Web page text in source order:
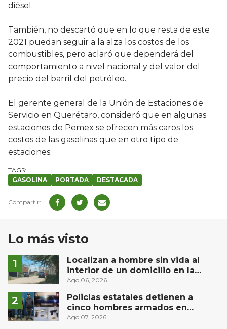
diésel.
También, no descartó que en lo que resta de este
2021 puedan seguir a la alza los costos de los
combustibles, pero aclaró que dependerá del
comportamiento a nivel nacional y del valor del
precio del barril del petróleo.
El gerente general de la Unión de Estaciones de
Servicio en Querétaro, consideró que en algunas
estaciones de Pemex se ofrecen más caros los
costos de las gasolinas que en otro tipo de
estaciones.
GASOLINA PORTADA DESTACADA
Lo más visto
Localizan a hombre sin vida al
interior de un domicilio en la
comunidad El Rodeo, San Juan del
Ago 06, 2026
Policías estatales detienen a
cinco hombres armados en
Puebla capital
Ago 07, 2026